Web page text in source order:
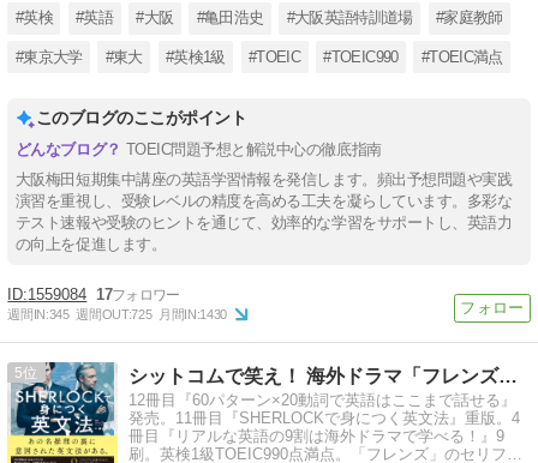
#英検 #英語 #大阪 #亀田浩史 #大阪英語特訓道場 #家庭教師
#東京大学 #東大 #英検1級 #TOEIC #TOEIC990 #TOEIC満点
このブログのここがポイント
TOEIC問題予想と解説中心の徹底指南
大阪梅田短期集中講座の英語学習情報を発信します。頻出予想問題や実践
演習を重視し、受験レベルの精度を高める工夫を凝らしています。多彩な
テスト速報や受験のヒントを通じて、効率的な学習をサポートし、英語力
の向上を促進します。
1559084 17
週間IN:345 週間OUT:725 月間IN:1430
5 シットコムで笑え！ 海外ドラマ「フレンズ」英語攻略ガイド
12冊目『60パターン×20動詞で英語はここまで話せる』
発売。11冊目『SHERLOCKで身につく英文法』重版。4
冊目『リアルな英語の9割は海外ドラマで学べる！』9
刷。英検1級TOEIC990点満点。「フレンズ」のセリフを